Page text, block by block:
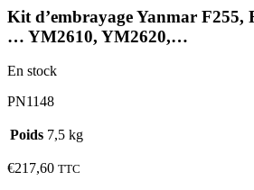
Kit d’embrayage Yanmar F255,
… YM2610, YM2620,…
En stock
PN1148
Poids 7,5 kg
€217,60 TTC